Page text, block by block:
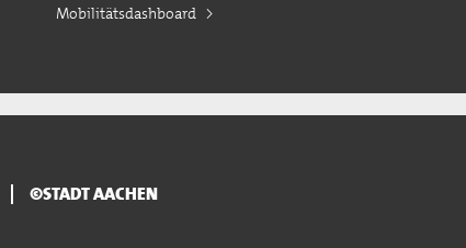
Mobilitätsdashboard
©STADT AACHEN